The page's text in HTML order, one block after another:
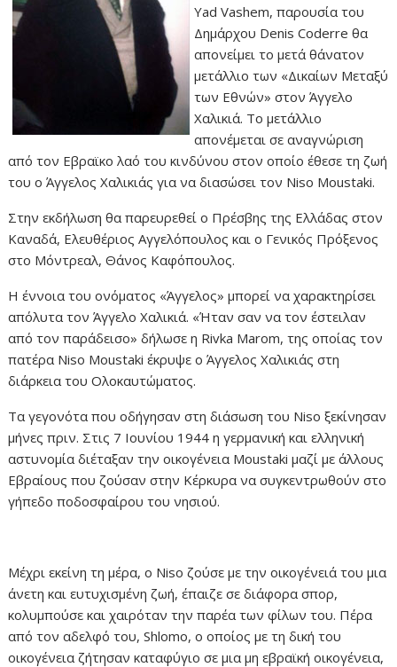
Yad Vashem, παρουσία του
Δημάρχου Denis Coderre θα
απονείμει το μετά θάνατον
μετάλλιο των «Δικαίων Μεταξύ
των Εθνών» στον Άγγελο
Χαλικιά. Το μετάλλιο
απονέμεται σε αναγνώριση
από τον Εβραϊκο λαό του κινδύνου στον οποίο έθεσε τη ζωή
του ο Άγγελος Χαλικιάς για να διασώσει τον Niso Moustaki.
Στην εκδήλωση θα παρευρεθεί ο Πρέσβης της Ελλάδας στον
Καναδά, Ελευθέριος Αγγελόπουλος και ο Γενικός Πρόξενος
στο Μόντρεαλ, Θάνος Καφόπουλος.
Η έννοια του ονόματος «Άγγελος» μπορεί να χαρακτηρίσει
απόλυτα τον Άγγελο Χαλικιά. «Ήταν σαν να τον έστειλαν
από τον παράδεισο» δήλωσε η Rivka Marom, της οποίας τον
πατέρα Niso Moustaki έκρυψε ο Άγγελος Χαλικιάς στη
διάρκεια του Ολοκαυτώματος.
Τα γεγονότα που οδήγησαν στη διάσωση του Niso ξεκίνησαν
μήνες πριν. Στις 7 Ιουνίου 1944 η γερμανική και ελληνική
αστυνομία διέταξαν την οικογένεια Moustaki μαζί με άλλους
Εβραίους που ζούσαν στην Κέρκυρα να συγκεντρωθούν στο
γήπεδο ποδοσφαίρου του νησιού.
Μέχρι εκείνη τη μέρα, ο Niso ζούσε με την οικογένειά του μια
άνετη και ευτυχισμένη ζωή, έπαιζε σε διάφορα σπορ,
κολυμπούσε και χαιρόταν την παρέα των φίλων του. Πέρα
από τον αδελφό του, Shlomo, ο οποίος με τη δική του
οικογένεια ζήτησαν καταφύγιο σε μια μη εβραϊκή οικογένεια,